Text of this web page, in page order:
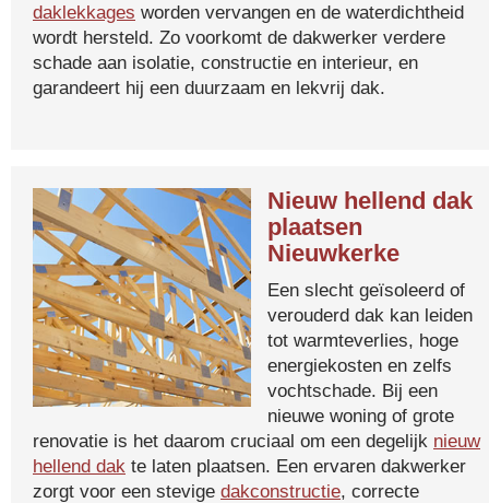
daklekkages worden vervangen en de waterdichtheid
wordt hersteld. Zo voorkomt de dakwerker verdere
schade aan isolatie, constructie en interieur, en
garandeert hij een duurzaam en lekvrij dak.
Nieuw hellend dak
plaatsen
Nieuwkerke
Een slecht geïsoleerd of
verouderd dak kan leiden
tot warmteverlies, hoge
energiekosten en zelfs
vochtschade. Bij een
nieuwe woning of grote
renovatie is het daarom cruciaal om een degelijk nieuw
hellend dak te laten plaatsen. Een ervaren dakwerker
zorgt voor een stevige dakconstructie, correcte